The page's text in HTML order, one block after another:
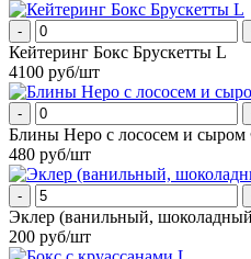
-
Кейтеринг Бокс Брускетты L
4100 руб/шт
-
Блины Неро с лососем и сыром
480 руб/шт
-
Эклер (ванильный,
200 руб/шт